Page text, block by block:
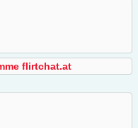
flirtchat.at